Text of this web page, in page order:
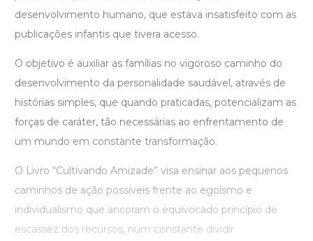
desenvolvimento humano, que estava insatisfeito com as
publicações infantis que tivera acesso.
O objetivo é auxiliar as famílias no vigoroso caminho do
desenvolvimento da personalidade saudável, através de
histórias simples, que quando praticadas, potencializam as
forças de caráter, tão necessárias ao enfrentamento de
um mundo em constante transformação.
O Livro “Cultivando Amizade” visa ensinar aos pequenos
caminhos de ação possíveis frente ao egoísmo e
individualismo que ancoram o equivocado princípio de
escassez dos recursos, num constante dividir